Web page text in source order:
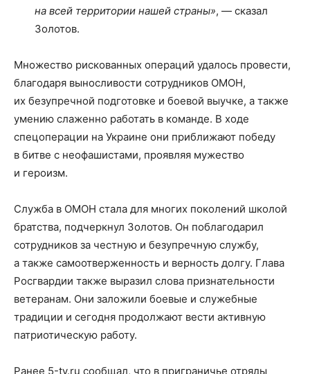
на всей территории нашей страны», — сказал
Золотов.
Множество рискованных операций удалось провести,
благодаря выносливости сотрудников ОМОН,
их безупречной подготовке и боевой выучке, а также
умению слаженно работать в команде. В ходе
спецоперации на Украине они приближают победу
в битве с неофашистами, проявляя мужество
и героизм.
Служба в ОМОН стала для многих поколений школой
братства, подчеркнул Золотов. Он поблагодарил
сотрудников за честную и безупречную службу,
а также самоотверженность и верность долгу. Глава
Росгвардии также выразил слова признательности
ветеранам. Они заложили боевые и служебные
традиции и сегодня продолжают вести активную
патриотическую работу.
Ранее 5-tv.ru сообщал, что в приграничье отряды